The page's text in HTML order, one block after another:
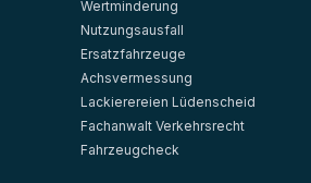
Wertminderung
Nutzungsausfall
Ersatzfahrzeuge
Achsvermessung
Lackierereien Lüdenscheid
Fachanwalt Verkehrsrecht
Fahrzeugcheck